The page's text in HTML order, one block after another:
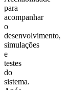
para
acompanhar
o
desenvolvimento,
simulações
e
testes
do
sistema.